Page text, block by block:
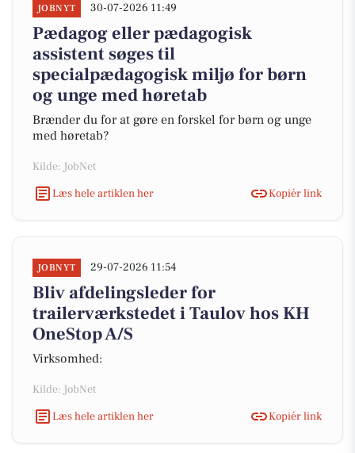
JOBNYT 30-07-2026 11:49
Pædagog eller pædagogisk
assistent søges til
specialpædagogisk miljø for børn
og unge med høretab
Brænder du for at gøre en forskel for børn og unge
med høretab?
Kilde: JobNet
Læs hele artiklen her
Kopiér link
JOBNYT 29-07-2026 11:54
Bliv afdelingsleder for
trailerværkstedet i Taulov hos KH
OneStop A/S
Virksomhed:
Kilde: JobNet
Læs hele artiklen her
Kopiér link